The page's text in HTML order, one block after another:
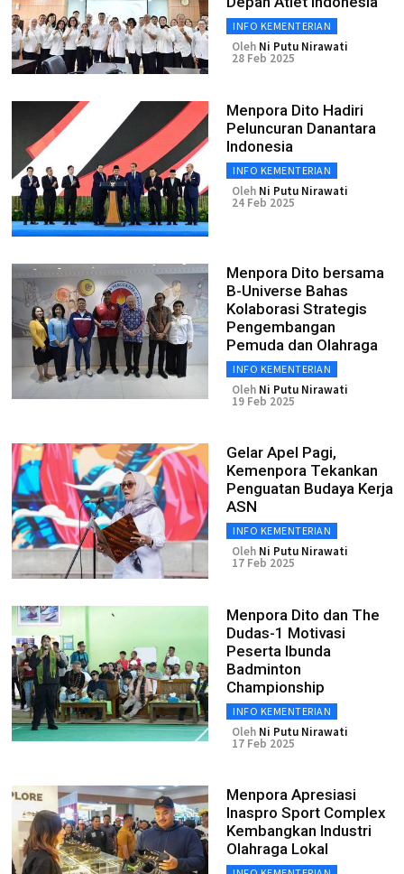
INFO KEMENTERIAN
Oleh Ni Putu Nirawati
28 Feb 2025
Menpora Dito Hadiri
Peluncuran Danantara
Indonesia
INFO KEMENTERIAN
Oleh Ni Putu Nirawati
24 Feb 2025
Menpora Dito bersama
B-Universe Bahas
Kolaborasi Strategis
Pengembangan
Pemuda dan Olahraga
INFO KEMENTERIAN
Oleh Ni Putu Nirawati
19 Feb 2025
Gelar Apel Pagi,
Kemenpora Tekankan
Penguatan Budaya Kerja
ASN
INFO KEMENTERIAN
Oleh Ni Putu Nirawati
17 Feb 2025
Menpora Dito dan The
Dudas-1 Motivasi
Peserta Ibunda
Badminton
Championship
INFO KEMENTERIAN
Oleh Ni Putu Nirawati
17 Feb 2025
Menpora Apresiasi
Inaspro Sport Complex
Kembangkan Industri
Olahraga Lokal